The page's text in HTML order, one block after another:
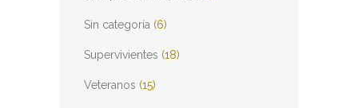
Sin categoría (6)
Supervivientes (18)
Veteranos (15)